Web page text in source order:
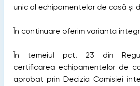
unic al echipamentelor de casă și
În continuare oferim varianta
În temeiul pct. 23 din
certificarea echipamentelor de
aprobat prin Decizia Comisiei